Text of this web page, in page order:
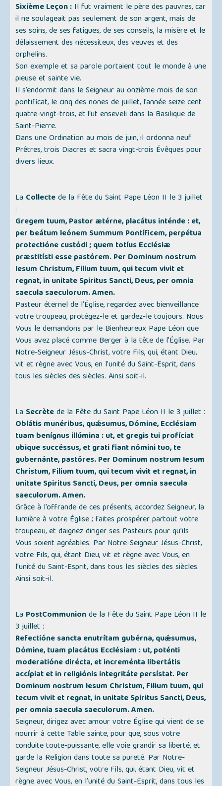
Sixième Leçon : Il fut vraiment le père des pauvres, car
il ne soulageait pas seulement de son argent, mais de
ses soins, de ses fatigues, de ses conseils, la misère et le
délaissement des nécessiteux, des veuves et des
orphelins.
Son exemple et sa parole portaient tout le monde à une
pieuse et sainte vie.
Il s’endormit dans le Seigneur au onzième mois de son
pontificat, le cinq des nones de juillet, l’année seize cent
quatre-vingt-trois, et fut enseveli dans la Basilique de
Saint-Pierre.
Dans une Ordination au mois de juin, il ordonna neuf
Prêtres, trois Diacres et sacra vingt-trois Évêques pour
divers lieux.
La Collectede la Fête du Saint Pape Léon II le 3 juillet
:
Gregem tuum, Pastor ætérne, placátus inténde : et,
per beátum leónem Summum Pontíficem, perpétua
protectióne custódi ; quem totíus Ecclésiæ
præstitísti esse pastórem. Per Dominum nostrum
Iesum Christum, Filium tuum, qui tecum vivit et
regnat, in unitate Spiritus Sancti, Deus, per omnia
saecula saeculorum. Amen.
Pasteur éternel de l’Église, regardez avec bienveillance
votre troupeau, protégez-le et gardez-le toujours. Nous
Vous le demandons par le Bienheureux Pape Léon que
Vous avez placé comme Berger à la tête de l’Église. Par
Notre-Seigneur Jésus-Christ, votre Fils, qui, étant Dieu,
vit et règne avec Vous, en l’unité du Saint-Esprit, dans
tous les siècles des siècles. Ainsi soit-il.
La Secrètede la Fête du Saint Pape Léon II le 3 juillet :
Oblátis munéribus, quǽsumus, Dómine, Ecclésiam
tuam benígnus illúmina : ut, et gregis tui profíciat
ubique succéssus, et grati fiant nómini tuo, te
gubernánte, pastóres. Per Dominum nostrum Iesum
Christum, Filium tuum, qui tecum vivit et regnat, in
unitate Spiritus Sancti, Deus, per omnia saecula
saeculorum. Amen.
Grâce à l’offrande de ces présents, accordez Seigneur, la
lumière à votre Église ; faites prospérer partout votre
troupeau, et daignez diriger ses Pasteurs pour qu’ils
Vous soient agréables. Par Notre-Seigneur Jésus-Christ,
votre Fils, qui, étant Dieu, vit et règne avec Vous, en
l’unité du Saint-Esprit, dans tous les siècles des siècles.
Ainsi soit-il.
La PostCommunionde la Fête du Saint Pape Léon II le
3 juillet :
Refectióne sancta enutrítam gubérna, quǽsumus,
Dómine, tuam placátus Ecclésiam : ut, poténti
moderatióne dirécta, et increménta libertátis
accípiat et in religiónis integritáte persístat. Per
Dominum nostrum Iesum Christum, Filium tuum, qui
tecum vivit et regnat, in unitate Spiritus Sancti, Deus,
per omnia saecula saeculorum. Amen.
Seigneur, dirigez avec amour votre Église qui vient de se
nourrir à cette Table sainte, pour que, sous votre
conduite toute-puissante, elle voie grandir sa liberté, et
garde la Religion dans toute sa pureté. Par Notre-
Seigneur Jésus-Christ, votre Fils, qui, étant Dieu, vit et
règne avec Vous, en l’unité du Saint-Esprit, dans tous les